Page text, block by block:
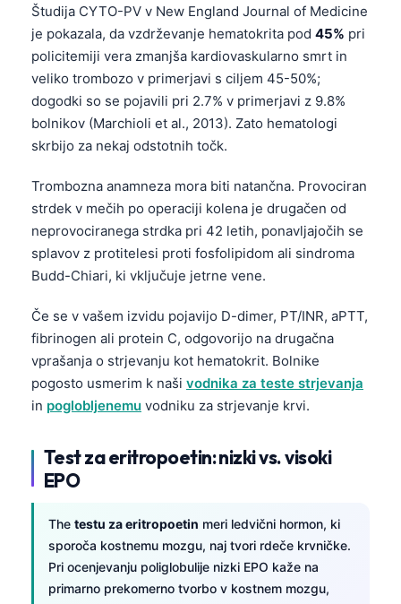
Študija CYTO-PV v New England Journal of Medicine
je pokazala, da vzdrževanje hematokrita pod 45% pri
policitemiji vera zmanjša kardiovaskularno smrt in
veliko trombozo v primerjavi s ciljem 45-50%;
dogodki so se pojavili pri 2.7% v primerjavi z 9.8%
bolnikov (Marchioli et al., 2013). Zato hematologi
skrbijo za nekaj odstotnih točk.
Trombozna anamneza mora biti natančna. Provociran
strdek v mečih po operaciji kolena je drugačen od
neprovociranega strdka pri 42 letih, ponavljajočih se
splavov z protitelesi proti fosfolipidom ali sindroma
Budd-Chiari, ki vključuje jetrne vene.
Če se v vašem izvidu pojavijo D-dimer, PT/INR, aPTT,
fibrinogen ali protein C, odgovorijo na drugačna
vprašanja o strjevanju kot hematokrit. Bolnike
pogosto usmerim k naši vodnika za teste strjevanja
in poglobljenemu vodniku za strjevanje krvi.
Test za eritropoetin: nizki vs. visoki
EPO
The testu za eritropoetin meri ledvični hormon, ki
sporoča kostnemu mozgu, naj tvori rdeče krvničke.
Pri ocenjevanju poliglobulije nizki EPO kaže na
primarno prekomerno tvorbo v kostnem mozgu,